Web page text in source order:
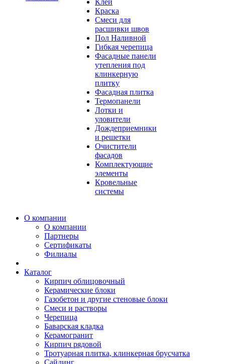
Клей
Краска
Смеси для
расшивки швов
Пол Наливной
Гибкая черепица
Фасадные панели
утепления под
клинкерную
плитку
Фасадная плитка
Термопанели
Лотки и
уловители
Дождеприемники
и решетки
Очистители
фасадов
Комплектующие
элементы
Кровельные
системы
О компании
О компании
Партнеры
Сертификаты
Филиалы
Каталог
Кирпич облицовочный
Керамические блоки
Газобетон и другие стеновые блоки
Смеси и растворы
Черепица
Баварская кладка
Керамогранит
Кирпич рядовой
Тротуарная плитка, клинкерная брусчатка
Сайдинг